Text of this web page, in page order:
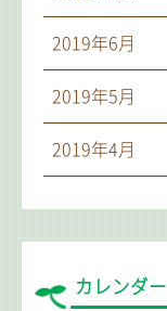
2019年6月
2019年5月
2019年4月
カレンダー